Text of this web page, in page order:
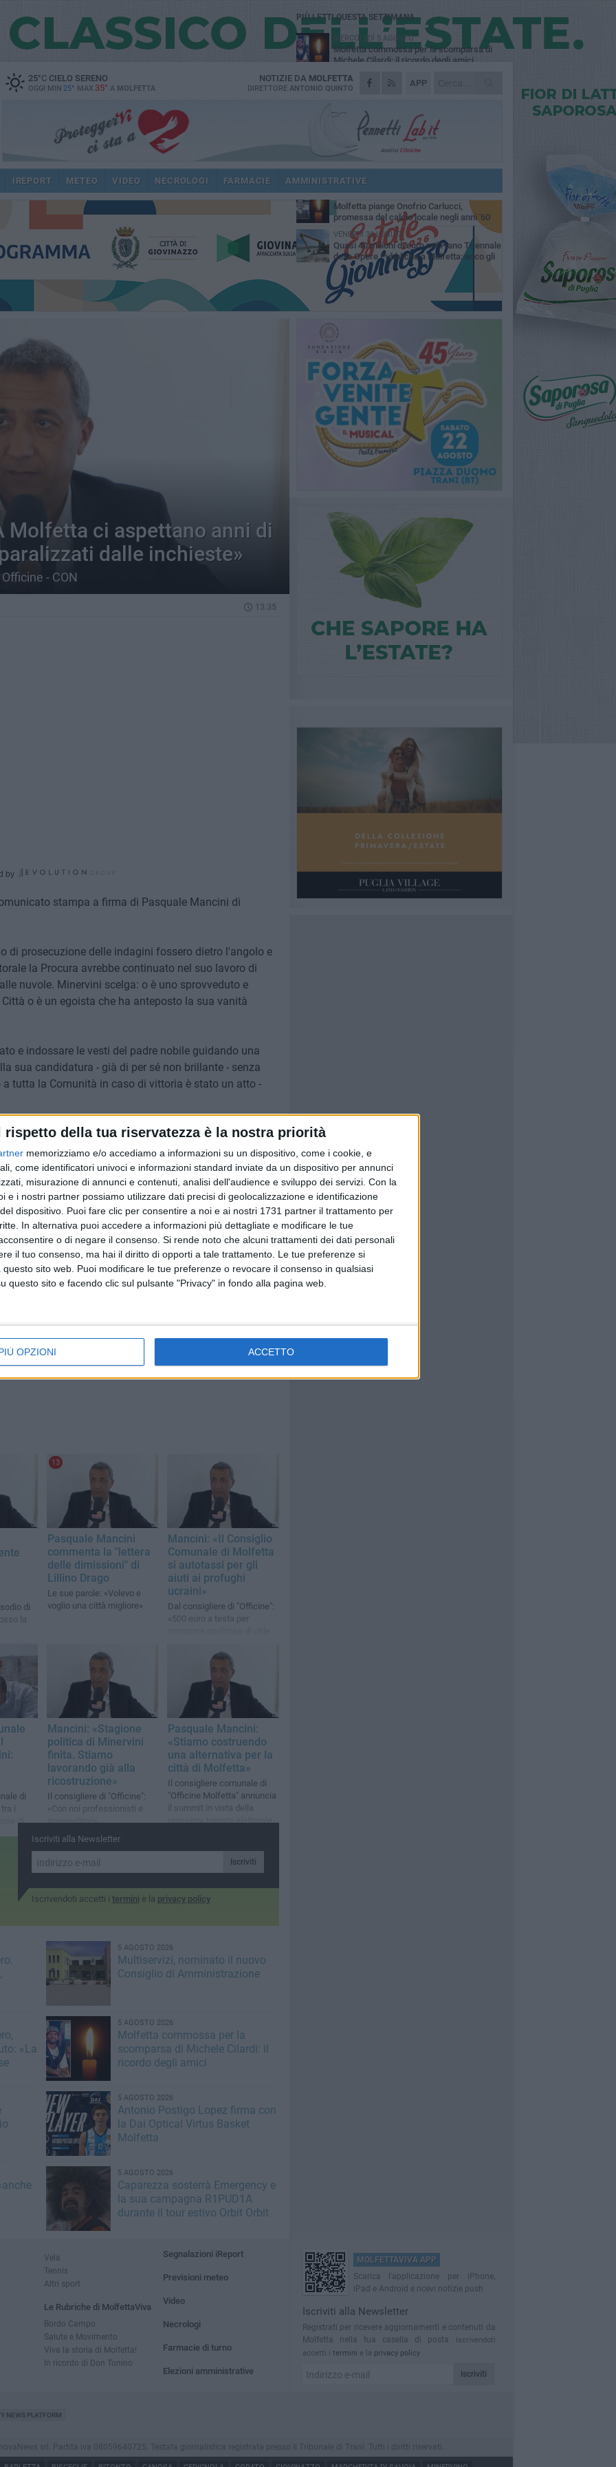
rispetto della tua riservatezza è la nostra priorità
memorizziamo e/o accediamo a informazioni su un dispositivo, come i cookie, e
come identificatori univoci e informazioni standard inviate da un dispositivo per annunci
misurazione di annunci e contenuti, analisi dell'audience e sviluppo dei servizi. Con la
e i nostri partner possiamo utilizzare dati precisi di geolocalizzazione e identificazione
dispositivo. Puoi fare clic per consentire a noi e ai nostri 1731 partner il trattamento per
In alternativa puoi accedere a informazioni più dettagliate e modificare le tue
o di negare il consenso. Si rende noto che alcuni trattamenti dei dati personali
il tuo consenso, ma hai il diritto di opporti a tale trattamento. Le tue preferenze si
sito web. Puoi modificare le tue preferenze o revocare il consenso in qualsiasi
questo sito e facendo clic sul pulsante "Privacy" in fondo alla pagina web.
OPZIONI ACCETTO
25°CCIELO SERENO
OGGI MIN 25° MAX 35° A MOLFETTA
APP
NOTIZIE DA MOLFETTA
DIRETTORE ANTONIO QUINTO
IREPORT METEO VIDEO NECROLOGI FARMACIE AMMINISTRATIVE
Molfetta ci aspettano anni di
dalle inchieste»
- CON
13.35
by
stampa a firma di Pasquale Mancini di
di prosecuzione delle indagini fossero dietro l'angolo e
la Procura avrebbe continuato nel suo lavoro di
nuvole. Minervini scelga: o è uno sprovveduto e
o è un egoista che ha anteposto la sua vanità
e indossare le vesti del padre nobile guidando una
sua candidatura - già di per sé non brillante - senza
tutta la Comunità in caso di vittoria è stato un atto -
paralizzati dalle tante inchieste: non certo l'approccio
gestione in chiave strategica e di sviluppo dei fondi
per scontato fino a prova definitiva e contraria e
addebito giudiziario. Ma Molfetta perde, forse, il suo
per
6 AGOSTO 2026
Raccolta degli indumenti usati,
servizio in fase di transizione: il
di
la
13
Pasquale Mancini
commenta la "lettera
delle dimissioni" di
Lillino Drago
Le sue parole: «Volevo e
voglio una città migliore»
Mancini: «Il Consiglio
Comunale di Molfetta
si autotassi per gli
aiuti ai profughi
ucraini»
Dal consigliere di "Officine":
«500 euro a testa per
di
i
di
Mancini: «Stagione
politica di Minervini
finita. Stiamo
lavorando già alla
ricostruzione»
Il consigliere di "Officine":
«Con noi professionisti e
imprenditori»
Pasquale Mancini:
«Stiamo costruendo
una alternativa per la
città di Molfetta»
Il consigliere comunale di
"Officine Molfetta" annuncia
il summit in vista della
prossima tornata elettorale
Iscriviti alla Newsletter
Iscriviti
Iscrivendoti accetti i termini e la privacy policy
5 AGOSTO 2026
Multiservizi, nominato il nuovo
Consiglio di Amministrazione
«La
5 AGOSTO 2026
Molfetta commossa per la
scomparsa di Michele Cilardi: il
ricordo degli amici
5 AGOSTO 2026
Antonio Postigo Lopez firma con
la Dai Optical Virtus Basket
Molfetta
5 AGOSTO 2026
Caparezza sosterrà Emergency e
la sua campagna R1PUD1A
durante il tour estivo Orbit Orbit
PIÙ LETTI QUESTA SETTIMANA
MERCOLEDÌ 5 AGOSTO
Molfetta commossa per la scomparsa di
Michele Cilardi: il ricordo degli amici
VENERDÌ 31 LUGLIO
TARI 2026, il Sindaco anticipa gli aumenti:
famiglie»
SABATO 1 AGOSTO
La MTM Molfetta cerca autisti e
accompagnatori per gli scuolabus:
pubblicato il bando
SABATO 1 AGOSTO
Consiglio comunale, Siragusa replica ad
Amato: «Mai limitato il diritto di parola, ho
VENERDÌ 31 LUGLIO
Molfetta piange Onofrio Carlucci,
promessa del calcio locale negli anni '60
VENERDÌ 31 LUGLIO
Quasi 40 milioni di euro nel Piano Triennale
delle Opere Pubbliche a Molfetta: ecco gli
interventi previsti fino al 2028
Vela
Tennis
Altri sport
Le Rubriche di MolfettaViva
Bordo Campo
Salute e Movimento
Viva la storia di Molfetta!
In ricordo di Don Tonino
Segnalazioni iReport
Previsioni meteo
Video
Necrologi
Farmacie di turno
Elezioni amministrative
MOLFETTAVIVA APP
Scarica l'applicazione per iPhone,
iPad e Android e ricevi notizie push
Iscriviti alla Newsletter
Registrati per ricevere aggiornamenti e contenuti da
Molfetta nella tua casella di posta
Iscrivendoti
accetti i termini e la privacy policy
Iscriviti
NEWS PLATFORM
srl. Partita iva 08059640725. Testata giornalistica registrata presso il Tribunale di Trani. Tutti i diritti riservati.